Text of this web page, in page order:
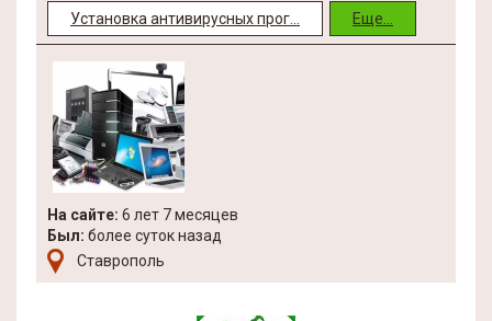
Установка антивирусных прог... Еще...
На сайте: 6 лет 7 месяцев
Был: более суток назад
Ставрополь